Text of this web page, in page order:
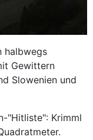
halbwegs
Gewittern
Slowenien und
"Hitliste": Krimml